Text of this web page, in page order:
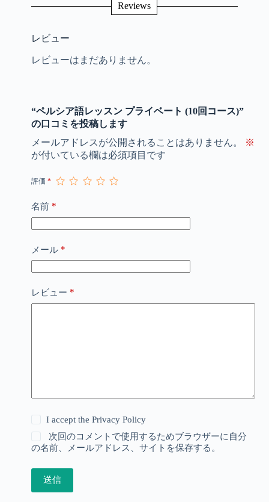
Reviews
レビュー
レビューはまだありません。
“ペルシア語レッスン プライベート (10回コース)”
の口コミを投稿します
メールアドレスが公開されることはありません。
※
が付いている欄は必須項目です
評価 *
名前*
メール*
レビュー *
I accept thePrivacy Policy
次回のコメントで使用するためブラウザーに自分
の名前、メールアドレス、サイトを保存する。
送信